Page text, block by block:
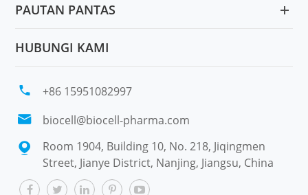
PAUTAN PANTAS
HUBUNGI KAMI
 +86 15951082997
 biocell@biocell-pharma.com

Room 1904, Building 10, No. 218, Jiqingmen
Street, Jianye District, Nanjing, Jiangsu, China